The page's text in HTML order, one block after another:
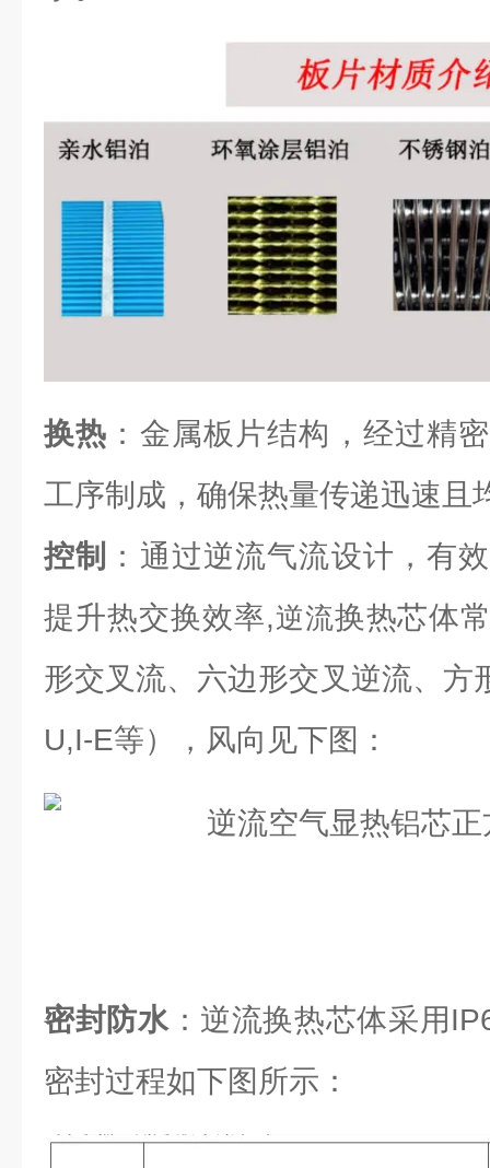
换热 ：金属板片结构，经过精
工序制成，确保热量传递迅速且
控制
：通过逆流气流设计，有
提升热交换效率,逆流换热芯体
形交叉流、六边形交叉逆流、方
U,I-E等），风向见下图：
密封防水：逆流换热芯体采用
密封过程如下图所示：